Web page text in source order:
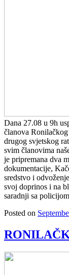
Dana 27.08 u 9h
članova
drugog svjetskog
svim članovima
je pripremana dva
dokumentacije,
sredstvo i
svoj doprinos i na
saradnji sa
Posted on